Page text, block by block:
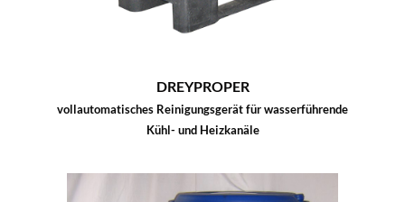
DREYPROPER
vollautomatisches Reinigungsgerät für wasserführende
Kühl- und Heizkanäle